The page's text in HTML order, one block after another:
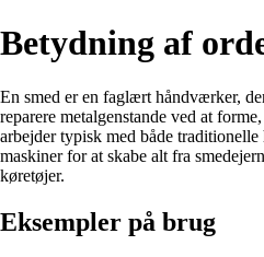
Betydning af
En smed er en faglært håndværker,
reparere metalgenstande ved at
arbejder typisk med både
maskiner for at skabe alt fra
køretøjer.
Eksempler på brug